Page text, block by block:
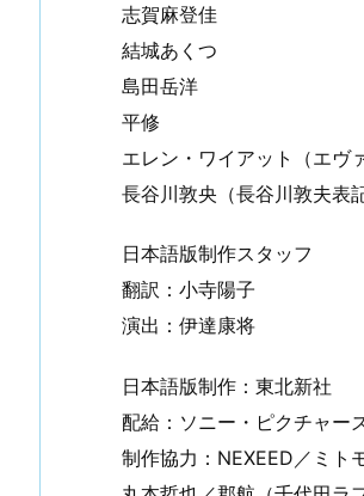
志賀麻登佳
結城あくつ
島田岳洋
平修
エレン・ワイアット（エヴ
長谷川敦央（長谷川敦夫表
日本語版制作スタッフ
翻訳：小寺陽子
演出：伊達康将
日本語版制作：東北新社
配給：ソニー・ピクチャー
制作協力：NEXEED／ミト